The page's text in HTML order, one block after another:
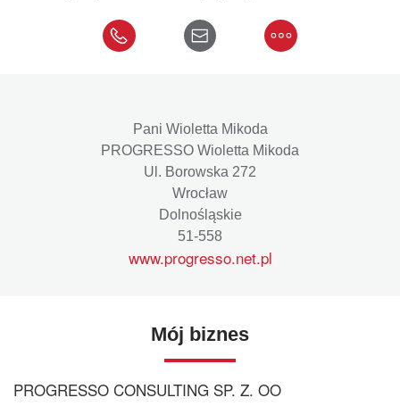
Pani Wioletta Mikoda
PROGRESSO Wioletta Mikoda
Ul. Borowska 272
Wrocław
Dolnośląskie
51-558
www.progresso.net.pl
Mój biznes
PROGRESSO CONSULTING SP. Z. OO